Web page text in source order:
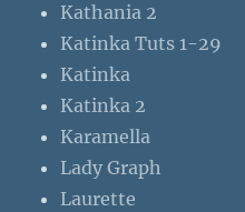
Kathania 2
Katinka Tuts 1-29
Katinka
Katinka 2
Karamella
Lady Graph
Laurette